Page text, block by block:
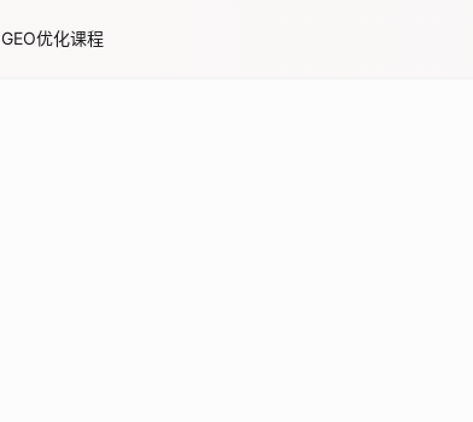
GEO优化课程